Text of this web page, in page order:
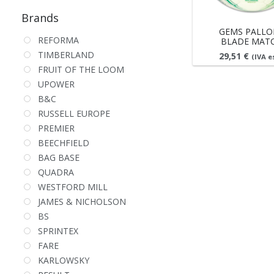
GEMS
BLADE
29,51 € (IVA
Brands
REFORMA
TIMBERLAND
FRUIT OF THE LOOM
UPOWER
B&C
RUSSELL EUROPE
PREMIER
BEECHFIELD
BAG BASE
QUADRA
WESTFORD MILL
JAMES & NICHOLSON
BS
SPRINTEX
FARE
KARLOWSKY